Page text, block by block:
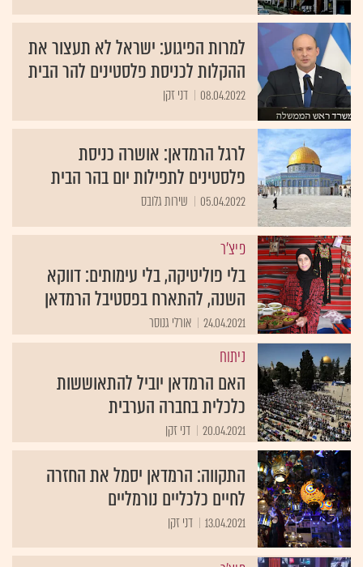
למרות הפיגוע: ישראל לא תעצור את
ההקלות לכניסת פלסטינים להר הבית
08.04.2022 דני זקן
לרגל הרמדאן: אושרה כניסת
פלסטינים לתפילות יום בהר הבית
05.04.2022 שירות גלובס
פיצ'ר
בלי פוליטיקה, בלי עימותים: דווקא
השנה, להתארח בפסטיבל הרמדאן
24.04.2021 אורלי גנוסר
ניתוח
האם הרמדאן יוביל להתאוששות
כלכלית בחברה הערבית
20.04.2021 דני זקן
התקווה: הרמדאן יסמל את החזרה
לחיים כלכליים נורמליים
13.04.2021 דני זקן